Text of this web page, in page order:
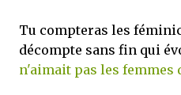
Tu compteras les
décompte sans fin qui
n'aimait pas les femmes